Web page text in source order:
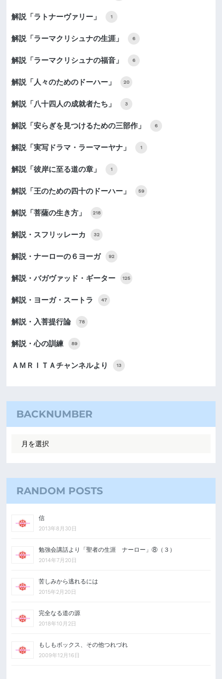
解説「ラトナーヴァリー」 1
解説「ラーマクリシュナの生涯」 6
解説「ラーマクリシュナの福音」 6
解説「人々のためのドーハー」 20
解説「八十四人の成就者たち」 3
解説「安らぎを見つけるための三部作」 6
解説「実写ドラマ・ラーマーヤナ」 1
解説「彼岸に至る道の章」 1
解説「王のための四十のドーハー」 59
解説「菩薩の生き方」 218
解説・スフリッレーカ 32
解説・ナーローの６ヨーガ 92
解説・バガヴァッド・ギーター 125
解説・ヨーガ・スートラ 47
解説・入菩提行論 78
解説・心の訓練 89
ＡＭＲＩＴＡチャンネルより 13
BACKNUMBER
RANDOM POSTS
信
2013年8月30日
勉強会講話より「聖者の生涯 ナーロー」⑧（３）
2014年7月20日
苦しみから逃れるには
2015年2月20日
完全なる道の源
2018年10月2日
もしもボックス、その他つれづれ
2009年12月16日